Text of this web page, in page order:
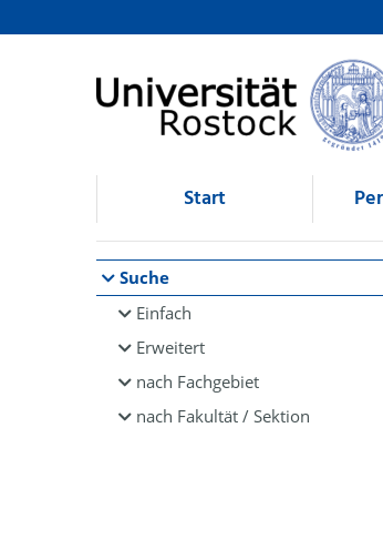
Browsen
direkt zum Inhalt
Start
Suche
Einfach
Erweitert
nach Fachgebiet
nach Fakultät / Sektion